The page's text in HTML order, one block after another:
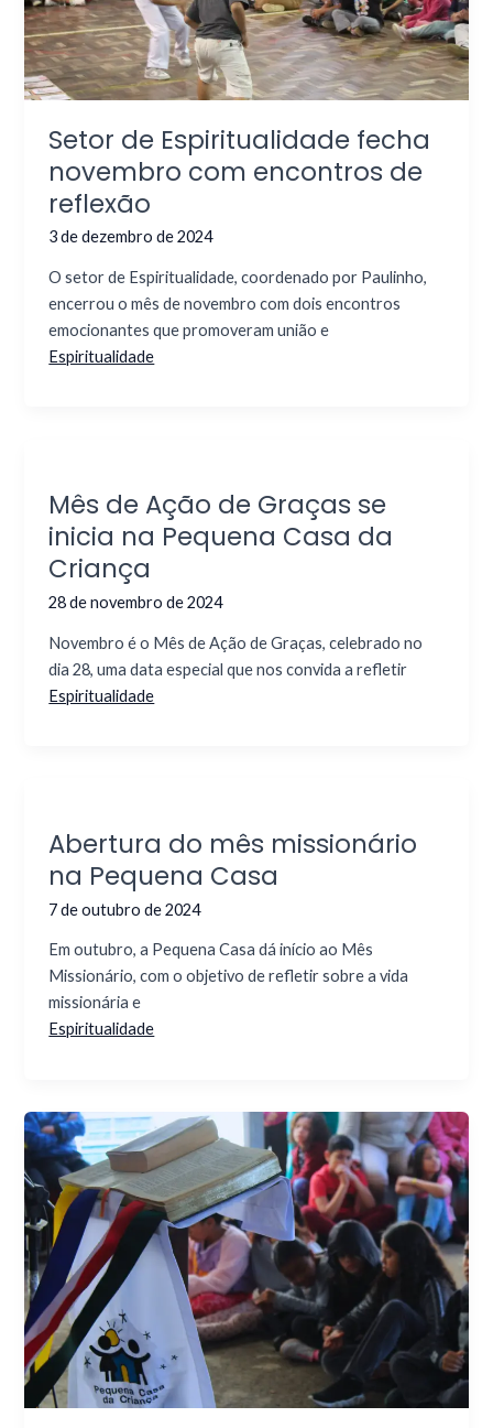
Setor de Espiritualidade fecha
novembro com encontros de
reflexão
3 de dezembro de 2024
O setor de Espiritualidade, coordenado por Paulinho,
encerrou o mês de novembro com dois encontros
emocionantes que promoveram união e
Espiritualidade
Mês de Ação de Graças se
inicia na Pequena Casa da
Criança
28 de novembro de 2024
Novembro é o Mês de Ação de Graças, celebrado no
dia 28, uma data especial que nos convida a refletir
Espiritualidade
Abertura do mês missionário
na Pequena Casa
7 de outubro de 2024
Em outubro, a Pequena Casa dá início ao Mês
Missionário, com o objetivo de refletir sobre a vida
missionária e
Espiritualidade